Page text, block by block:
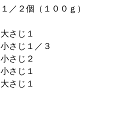
１／２個（１００ｇ）
大さじ１
小さじ１／３
小さじ２
小さじ１
大さじ１